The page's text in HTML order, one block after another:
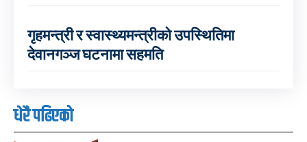
गृहमन्त्री र स्वास्थ्यमन्त्रीको उपस्थितिमा
देवानगञ्ज घटनामा सहमति
धेरै पढिएको